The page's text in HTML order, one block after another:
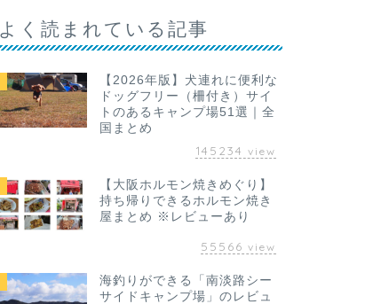
よく読まれている記事
【2026年版】犬連れに便利な
ドッグフリー（柵付き）サイ
トのあるキャンプ場51選｜全
国まとめ
145234 view
【大阪ホルモン焼きめぐり】
持ち帰りできるホルモン焼き
屋まとめ ※レビューあり
55566 view
海釣りができる「南淡路シー
サイドキャンプ場」のレビュ